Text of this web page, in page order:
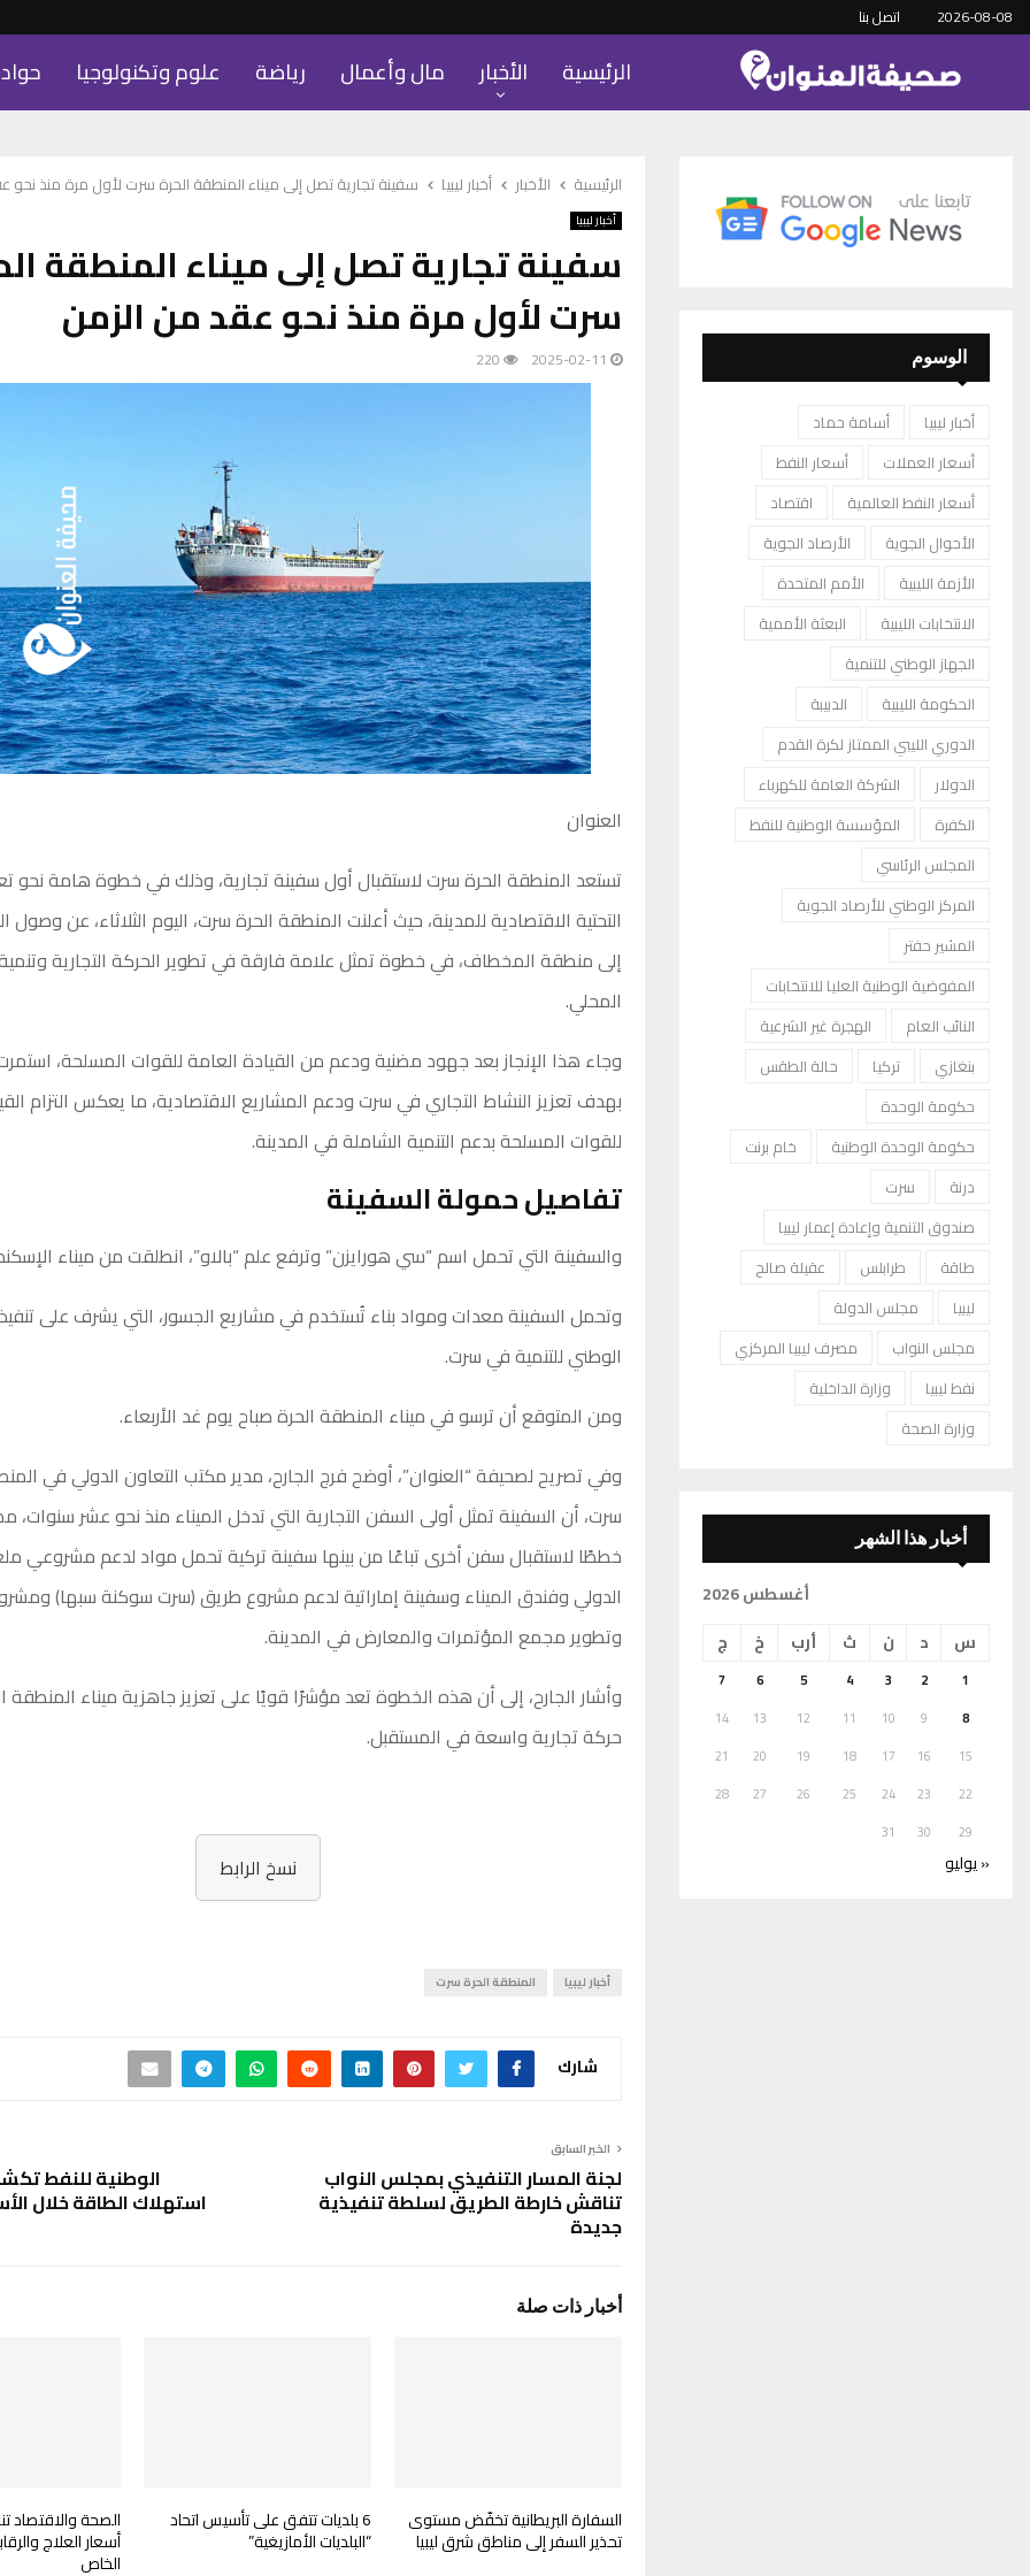
2026-08-08 اتصل بنا
الرئيسية الأخبار مال وأعمال رياضة علوم وتكنولوجيا
الرئيسية الأخبار أخبار ليبيا سفينة تجارية تصل إلى ميناء المنطقة الحرة سرت لأول مرة منذ نحو
أخبار ليبيا
سفينة تجارية تصل إلى ميناء المنطقة
سرت لأول مرة منذ نحو عقد من الزمن
2025-02-11
220
العنوان
تستعد المنطقة الحرة سرت لاستقبال أول سفينة تجارية، وذلك في خطوة هامة نحو
التحتية الاقتصادية للمدينة، حيثأعلنت المنطقة الحرة سرت، اليوم الثلاثاء، عن وصول
إلى منطقة المخطاف، في خطوة تمثل علامة فارقة في تطوير الحركة التجارية
المحلي.
وجاء هذا الإنجاز بعد جهود مضنية ودعم من القيادة العامة للقوات المسلحة،
بهدف تعزيز النشاط التجاري في سرت ودعم المشاريع الاقتصادية، ما يعكس التزام
للقوات المسلحة بدعم التنمية الشاملة في المدينة.
تفاصيل حمولة السفينة
والسفينة التي تحمل اسم “سي هورايزن” وترفع علم “بالاو”، انطلقت من ميناء
وتحمل السفينة معدات ومواد بناء تُستخدم في مشاريع الجسور، التي يشرف على
الوطني للتنمية في سرت.
ومن المتوقع أن ترسو في ميناء المنطقة الحرة صباح يوم غد الأربعاء.
وفي تصريح لصحيفة “العنوان”، أوضح فرج الجارح، مدير مكتب التعاون الدولي في
سرت، أن السفينة تمثل أولى السفن التجارية التي تدخل الميناء منذ نحو عشر سنوات،
خططًا لاستقبال سفن أخرى تباعًا من بينها سفينة تركية تحمل مواد لدعم مشروعي
الدولي وفندق الميناء وسفينة إماراتية لدعم مشروع طريق (سرت سوكنة سبها)
وتطوير مجمع المؤتمرات والمعارض في المدينة.
وأشار الجارح، إلى أن هذه الخطوة تعد مؤشرًا قويًا على تعزيز جاهزية ميناء المنطقة
حركة تجارية واسعة في المستقبل.
نسخ الرابط
أخبار ليبيا المنطقة الحرة سرت
شارك
الخبر السابق
لجنة المسار التنفيذي بمجلس النواب
تناقش خارطة الطريق لسلطة تنفيذية
جديدة
الوطنية للنفط
استهلاك الطاقة خلال
أخبار ذات صلة
السفارة البريطانية تخفّض مستوى
تحذير السفر إلى مناطق شرق ليبيا
6 بلديات تتفق على تأسيس اتحاد
“البلديات الأمازيغية”
الصحة والاقتصاد
أسعار العلاج
الخاص
الوسوم
أخبار ليبيا
أسامة حماد
أسعار العملات
أسعار النفط
أسعار النفط العالمية
اقتصاد
الأحوال الجوية
الأرصاد الجوية
الأزمة الليبية
الأمم المتحدة
الانتخابات الليبية
البعثة الأممية
الجهاز الوطني للتنمية
الحكومة الليبية
الدبيبة
الدوري الليبي الممتاز لكرة القدم
الدولار
الشركة العامة للكهرباء
الكفرة
المؤسسة الوطنية للنفط
المجلس الرئاسي
المركز الوطني للأرصاد الجوية
المشير حفتر
المفوضية الوطنية العليا للانتخابات
النائب العام
الهجرة غير الشرعية
بنغازي
تركيا
حالة الطقس
حكومة الوحدة
حكومة الوحدة الوطنية
خام برنت
درنة
سرت
صندوق التنمية وإعادة إعمار ليبيا
طاقة
طرابلس
عقيلة صالح
ليبيا
مجلس الدولة
مجلس النواب
مصرف ليبيا المركزي
نفط ليبيا
وزارة الداخلية
وزارة الصحة
أخبار هذا الشهر
أغسطس 2026
س
د ن ث أرب خ ج
1
2
3
4
5
6
7
8
9
10
11
12
13
14
15
16
17
18
19
20
21
22
23
24
25
26
27
28
29
30
31
« يوليو